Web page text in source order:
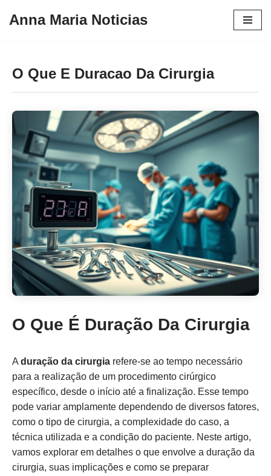
conteúdo
Anna Maria Noticias
O Que E Duracao Da Cirurgia
O Que É Duração Da Cirurgia
A duração da cirurgia refere-se ao tempo necessário
para a realização de um procedimento cirúrgico
específico, desde o início até a finalização. Esse tempo
pode variar amplamente dependendo de diversos fatores,
como o tipo de cirurgia, a complexidade do caso, a
técnica utilizada e a condição do paciente. Neste artigo,
vamos explorar em detalhes o que envolve a duração da
cirurgia, suas implicações e como se preparar